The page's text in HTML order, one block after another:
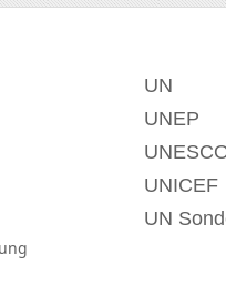
UN
UNEP
UNICEF
UN